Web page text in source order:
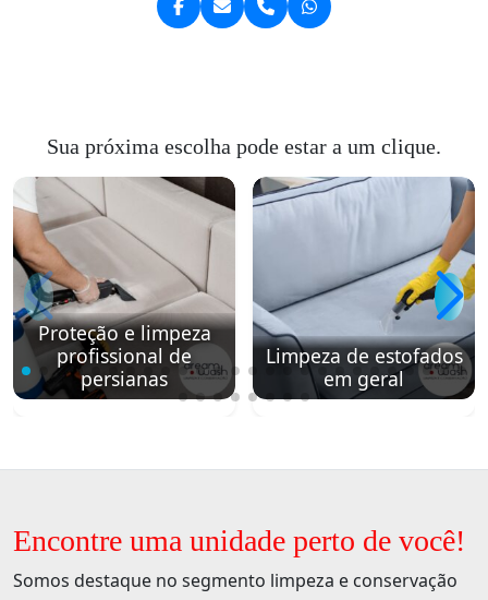
Sua próxima escolha pode estar a um clique.
Proteção e limpeza
profissional de
persianas
Limpeza de estofados
em geral
Encontre uma unidade perto de você!
Somos destaque no segmento limpeza e conservação